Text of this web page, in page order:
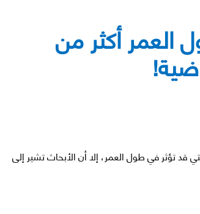
العمر أكثر من
قد تؤثر في طول العمر، إلا أن الأبحاث تشير إلى